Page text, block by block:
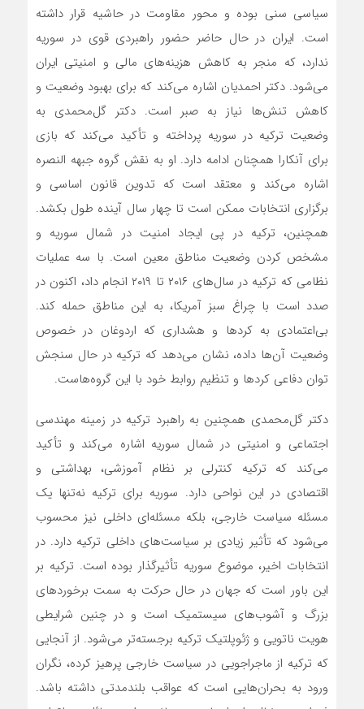
سیاسی سنی بوده و محور مقاومت در حاشیه قرار داشته
است. ایران در حال حاضر حضور راهبردی قوی در سوریه
ندارد، که منجر به کاهش هزینه‌های مالی و امنیتی ایران
می‌شود. دکتر احمدیان اشاره می‌کند که برای بهبود وضعیت و
کاهش تنش‌ها نیاز به صبر است. دکتر گل‌محمدی به
وضعیت ترکیه در سوریه پرداخته و تأکید می‌کند که بازی
برای آنکارا همچنان ادامه دارد. او به نقش گروه جبهه النصره
اشاره می‌کند و معتقد است که تدوین قانون اساسی و
برگزاری انتخابات ممکن است تا چهار سال آینده طول بکشد.
همچنین، ترکیه در پی ایجاد امنیت در شمال سوریه و
مشخص کردن وضعیت مناطق معین است. با سه عملیات
نظامی که ترکیه در سال‌های ۲۰۱۶ تا ۲۰۱۹ انجام داد، اکنون در
صدد است با چراغ سبز آمریکا، به این مناطق حمله کند.
بی‌اعتمادی به کردها و هشداری که اردوغان در خصوص
وضعیت آن‌ها داده، نشان می‌دهد که ترکیه در حال سنجش
توان دفاعی کردها و تنظیم روابط خود با این گروه‌هاست.
دکتر گل‌محمدی همچنین به راهبرد ترکیه در زمینه مهندسی
اجتماعی و امنیتی در شمال سوریه اشاره می‌کند و تأکید
می‌کند که ترکیه کنترلی بر نظام آموزشی، بهداشتی و
اقتصادی در این نواحی دارد. سوریه برای ترکیه نه‌تنها یک
مسئله سیاست خارجی، بلکه مسئله‌ای داخلی نیز محسوب
می‌شود که تأثیر زیادی بر سیاست‌های داخلی ترکیه دارد. در
انتخابات اخیر، موضوع سوریه تأثیرگذار بوده است. ترکیه بر
این باور است که جهان در حال حرکت به سمت برخوردهای
بزرگ و آشوب‌های سیستمیک است و در چنین شرایطی
هویت ناتویی و ژئوپلتیک ترکیه برجسته‌تر می‌شود. از آنجایی
که ترکیه از ماجراجویی در سیاست خارجی پرهیز کرده، نگران
ورود به بحران‌هایی است که عواقب بلندمدتی داشته باشد.